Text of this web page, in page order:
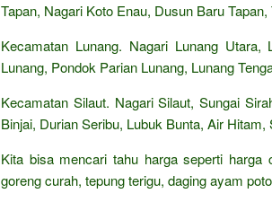
Tapan, Nagari Koto Enau, Dusun Baru Tapan,
Kecamatan Lunang. Nagari Lunang Utara,
Lunang, Pondok Parian Lunang, Lunang
Kecamatan Silaut. Nagari Silaut, Sungai
Binjai, Durian Seribu, Lubuk Bunta, Air Hitam,
Kita bisa mencari tahu harga seperti
goreng curah, tepung terigu, daging ayam